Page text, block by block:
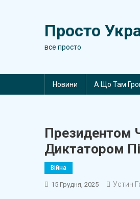
Просто
все просто
Новини А Що Там
Президентом
Диктатором
Війна
15 Грудня, 2025 Устин